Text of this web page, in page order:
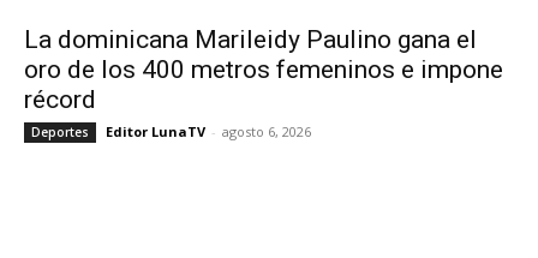
La dominicana Marileidy Paulino gana el
oro de los 400 metros femeninos e impone
récord
Deportes Editor LunaTV - agosto 6, 2026